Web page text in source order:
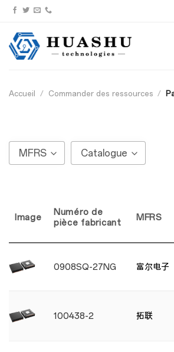
Aller
contenu
Accueil / Commander des ressources /
MFRS Catalogue
Image
Numéro de
pièce fabricant
MFRS
0908SQ-27NG 富尔电子
100438-2 拓联